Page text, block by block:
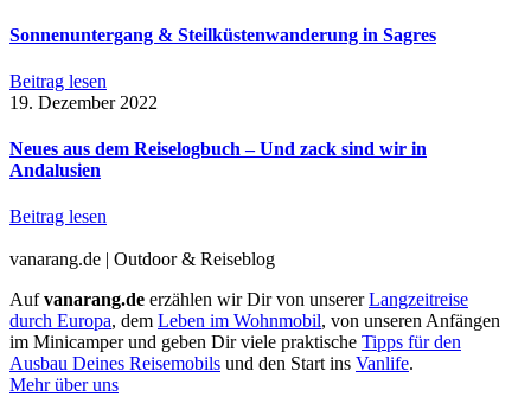
Sonnenuntergang & Steilküsten­wanderung in Sagres
Beitrag lesen
19. Dezember 2022
Neues aus dem Reiselogbuch – Und zack sind wir in
Andalusien
Beitrag lesen
vanarang.de | Outdoor & Reiseblog
Aufvanarang.de erzählen wir Dir von unsererLangzeitreise
durch Europa, dem Leben im Wohnmobil, von unseren Anfängen
im Minicamper und geben Dir viele praktische Tipps für den
Ausbau Deines Reisemobils und den Start ins Vanlife.
Mehr über uns